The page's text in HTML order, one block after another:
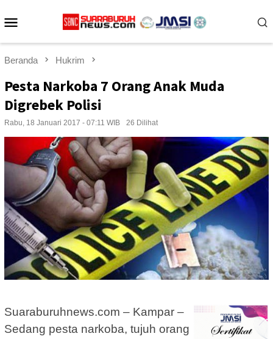
ke
Beranda Hukrim
Pesta Narkoba 7 Orang Anak Muda
Digrebek Polisi
Rabu, 18 Januari 2017 - 07:11 WIB 26 Dilihat
Suaraburuhnews.com – Kampar –
Sedang pesta narkoba, tujuh orang